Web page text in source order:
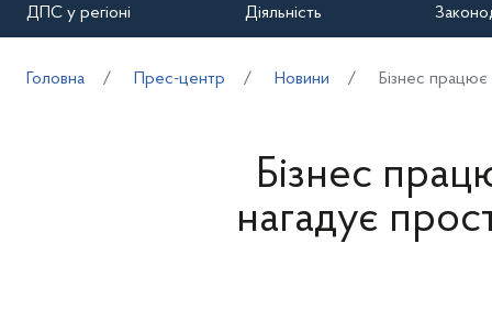
ДПС у регіоні Діяльність
Головна Прес-центр Новини Бізнес
Бізнес
нагадує